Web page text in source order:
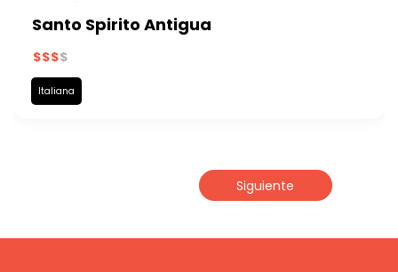
Santo Spirito Antigua
Italiana
Siguiente